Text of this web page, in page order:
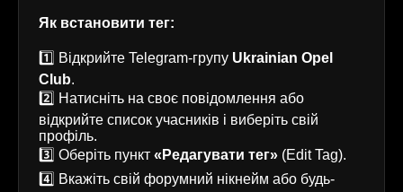
Як встановити тег:
1️⃣ Відкрийте Telegram-групу Ukrainian Opel
Club.
2️⃣ Натисніть на своє повідомлення або
відкрийте список учасників і виберіть свій
профіль.
3️⃣ Оберіть пункт «Редагувати тег» (Edit Tag).
4️⃣ Вкажіть свій форумний нікнейм або будь-